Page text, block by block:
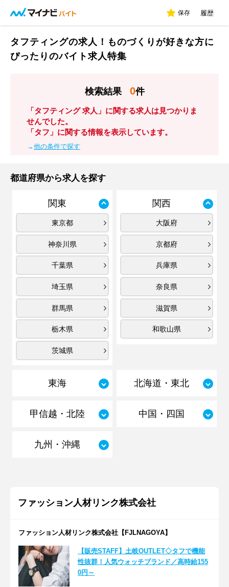
保存 履歴
タフティングの求人！ものづくりが好きな方に
ぴったりのバイト求人特集
検索結果 0件
「タフティング 求人」に関する求人は見つかりま
せんでした。
「タフ」に関する情報を表示しています。
→他の条件で探す
都道府県から求人を探す
関東
東京都
神奈川県
千葉県
埼玉県
群馬県
栃木県
茨城県
関西
大阪府
京都府
兵庫県
奈良県
滋賀県
和歌山県
東海 北海道・東北
甲信越・北陸 中国・四国
九州・沖縄
ファッション人材リンク株式会社
ファッション人材リンク株式会社【FJLNAGOYA】
【販売STAFF】土岐OUTLET◇タフで機能
性抜群！人気ウォッチブランド／高時給155
0円～